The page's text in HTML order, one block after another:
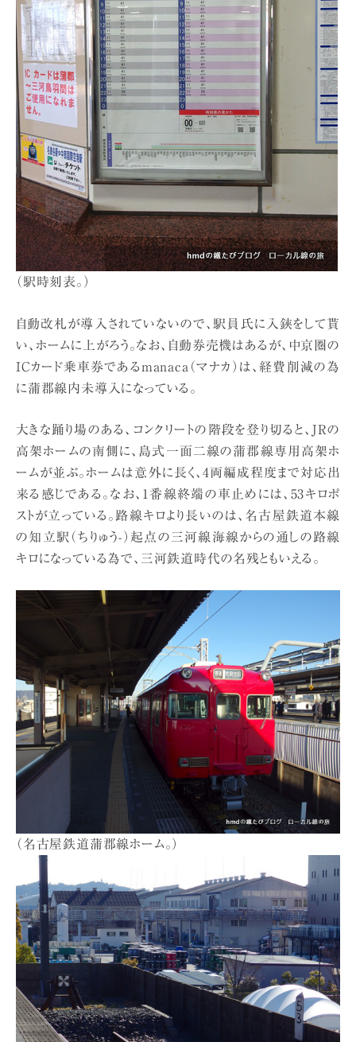
（駅時刻表。）
自動改札が導入されていないので、駅員氏に入鋏をして貰
い、ホームに上がろう。なお、自動券売機はあるが、中京圏の
ICカード乗車券であるmanaca（マナカ）は、経費削減の為
に蒲郡線内未導入になっている。
大きな踊り場のある、コンクリートの階段を登り切ると、JRの
高架ホームの南側に、島式一面二線の蒲郡線専用高架ホ
ームが並ぶ。ホームは意外に長く、4両編成程度まで対応出
来る感じである。なお、1番線終端の車止めには、53キロポ
ストが立っている。路線キロより長いのは、名古屋鉄道本線
の知立駅（ちりゅう-）起点の三河線海線からの通しの路線
キロになっている為で、三河鉄道時代の名残ともいえる。
（名古屋鉄道蒲郡線ホーム。）